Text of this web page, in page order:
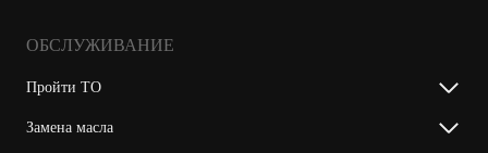
ОБСЛУЖИВАНИЕ
Пройти ТО
Замена масла